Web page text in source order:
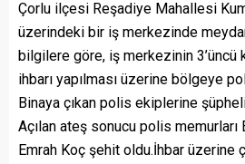
Çorlu ilçesi Reşadiye Mahallesi
üzerindeki bir iş merkezinde
bilgilere göre, iş merkezinin 3’üncü
ihbarı yapılması üzerine bölgeye
Binaya çıkan polis ekiplerine
Açılan ateş sonucu polis memurları
Emrah Koç şehit oldu.İhbar üzerine